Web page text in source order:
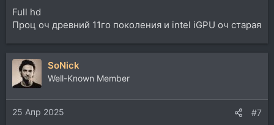
Full hd
Проц оч древний 11го поколения и intel iGPU оч старая
SoNick
Well-Known Member
25 Апр 2025 #7